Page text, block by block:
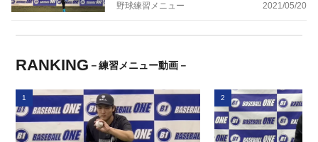
野球練習メニュー 2021/05/20
RANKING －練習メニュー動画－
1 2